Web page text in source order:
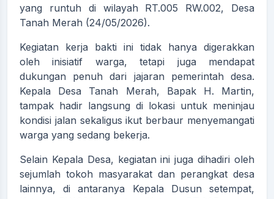
yang runtuh di wilayah RT.005 RW.002, Desa
Tanah Merah (24/05/2026).
Kegiatan kerja bakti ini tidak hanya digerakkan
oleh inisiatif warga, tetapi juga mendapat
dukungan penuh dari jajaran pemerintah desa.
Kepala Desa Tanah Merah, Bapak H. Martin,
tampak hadir langsung di lokasi untuk meninjau
kondisi jalan sekaligus ikut berbaur menyemangati
warga yang sedang bekerja.
Selain Kepala Desa, kegiatan ini juga dihadiri oleh
sejumlah tokoh masyarakat dan perangkat desa
lainnya, di antaranya Kepala Dusun setempat,